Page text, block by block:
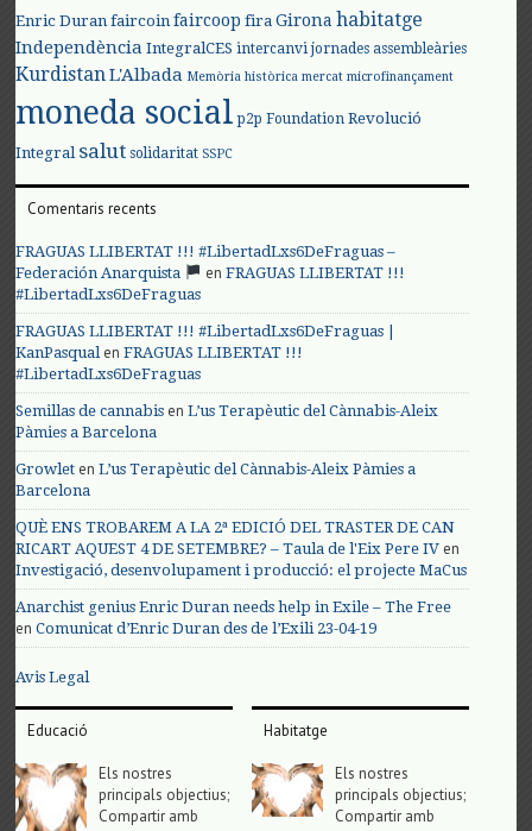
Enric Duran faircoin faircoop fira Girona habitatge
Independència IntegralCES intercanvi jornades assembleàries
KurdistanL'Albada Memòria històrica mercat microfinançament
moneda social p2p Foundation Revolució
Integral salut solidaritat SSPC
Comentaris recents
FRAGUAS LLIBERTAT !!! #LibertadLxs6DeFraguas –
Federación Anarquista
enFRAGUAS LLIBERTAT !!!
#LibertadLxs6DeFraguas
FRAGUAS LLIBERTAT !!! #LibertadLxs6DeFraguas |
KanPasqualenFRAGUAS LLIBERTAT !!!
#LibertadLxs6DeFraguas
Semillas de cannabis enL’us Terapèutic del Cànnabis-Aleix
Pàmies a Barcelona
Growlet enL’us Terapèutic del Cànnabis-Aleix Pàmies a
Barcelona
QUÈ ENS TROBAREM A LA 2ª EDICIÓ DEL TRASTER DE CAN
RICART AQUEST 4 DE SETEMBRE? – Taula de l'Eix Pere IV en
Investigació, desenvolupament i producció: el projecte MaCus
Anarchist genius Enric Duran needs help in Exile – The Free
enComunicat d’Enric Duran des de l’Exili 23-04-19
Avis Legal
Educació
Els nostres
principals objectius;
Compartir amb
Habitatge
Els nostres
principals objectius;
Compartir amb